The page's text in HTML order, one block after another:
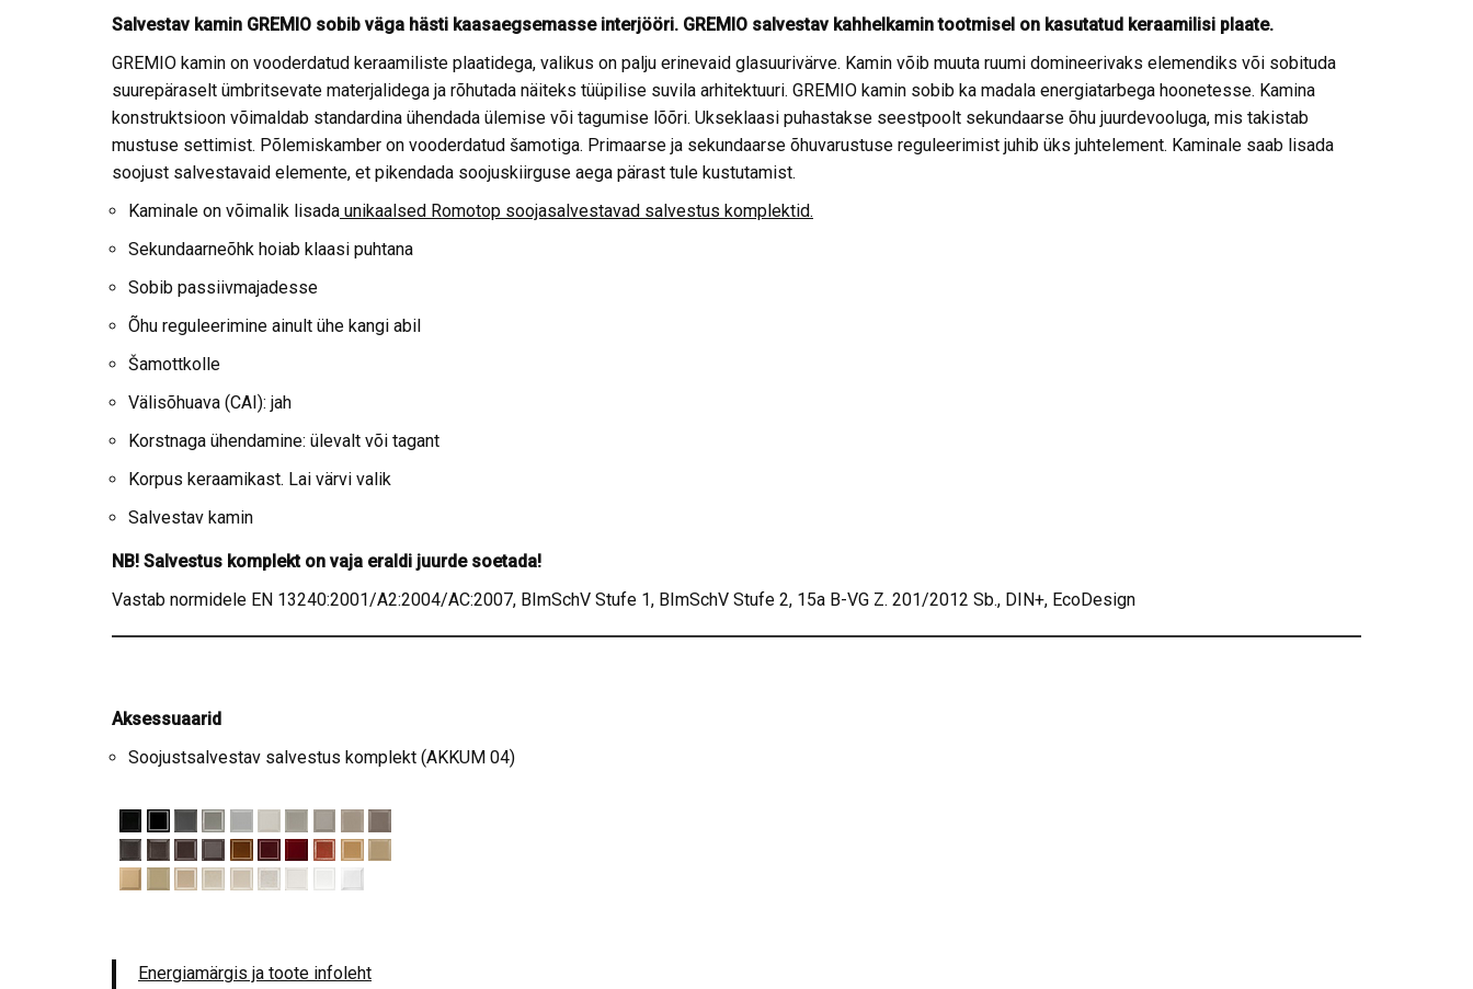
Salvestav kamin GREMIO sobib väga hästi kaasaegsemasse interjööri. GREMIO salvestav kahhelkamin tootmisel on kasutatud keraamilisi plaate.
GREMIO kamin on vooderdatud keraamiliste plaatidega, valikus on palju erinevaid glasuurivärve. Kamin võib muuta ruumi domineerivaks elemendiks või sobituda
suurepäraselt ümbritsevate materjalidega ja rõhutada näiteks tüüpilise suvila arhitektuuri. GREMIO kamin sobib ka madala energiatarbega hoonetesse. Kamina
konstruktsioon võimaldab standardina ühendada ülemise või tagumise lõõri. Ukseklaasi puhastakse seestpoolt sekundaarse õhu juurdevooluga, mis takistab
mustuse settimist. Põlemiskamber on vooderdatud šamotiga. Primaarse ja sekundaarse õhuvarustuse reguleerimist juhib üks juhtelement. Kaminale saab lisada
soojust salvestavaid elemente, et pikendada soojuskiirguse aega pärast tule kustutamist.
Kaminale on võimalik lisada unikaalsed Romotop soojasalvestavad salvestus komplektid.
Sekundaarneõhk hoiab klaasi puhtana
Sobib passiivmajadesse
Õhu reguleerimine ainult ühe kangi abil
Šamottkolle
Välisõhuava (CAI): jah
Korstnaga ühendamine: ülevalt või tagant
Korpus keraamikast. Lai värvi valik
Salvestav kamin
NB! Salvestus komplekt on vaja eraldi juurde soetada!
Vastab normidele EN 13240:2001/A2:2004/AC:2007, BImSchV Stufe 1, BImSchV Stufe 2, 15a B-VG Z. 201/2012 Sb., DIN+, EcoDesign
Aksessuaarid
Soojustsalvestav salvestus komplekt (AKKUM 04)
Energiamärgis ja toote infoleht